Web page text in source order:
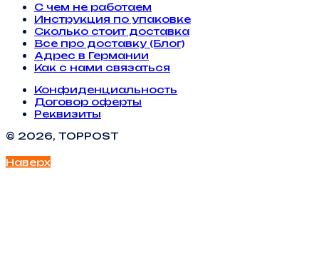
С чем не работаем
Инструкция по упаковке
Сколько стоит доставка
Все про доставку (Блог)
Адрес в Германии
Как с нами связаться
Конфиденциальность
Договор оферты
Реквизиты
© 2026, TOPPOST
Наверх